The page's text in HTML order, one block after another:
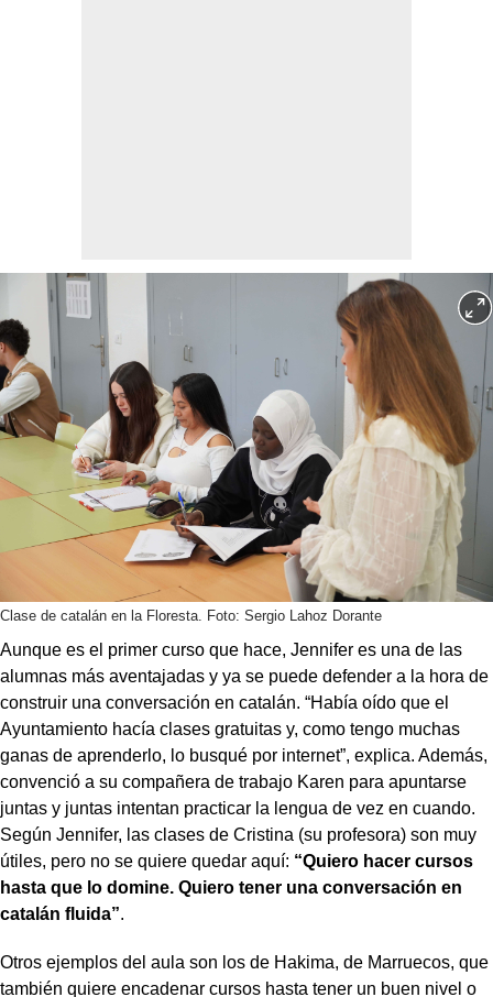
Clase de catalán en la Floresta. Foto: Sergio Lahoz Dorante
Aunque es el primer curso que hace, Jennifer es una de las
alumnas más aventajadas y ya se puede defender a la hora de
construir una conversación en catalán. “Había oído que el
Ayuntamiento hacía clases gratuitas y, como tengo muchas
ganas de aprenderlo, lo busqué por internet”, explica. Además,
convenció a su compañera de trabajo Karen para apuntarse
juntas y juntas intentan practicar la lengua de vez en cuando.
Según Jennifer, las clases de Cristina (su profesora) son muy
útiles, pero no se quiere quedar aquí: “Quiero hacer cursos
hasta que lo domine. Quiero tener una conversación en
catalán fluida”.
Otros ejemplos del aula son los de Hakima, de Marruecos, que
también quiere encadenar cursos hasta tener un buen nivel o